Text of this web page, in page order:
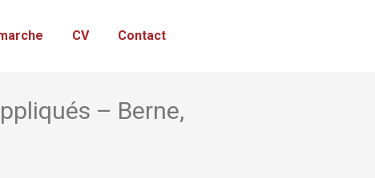
CV Contact
– Berne,